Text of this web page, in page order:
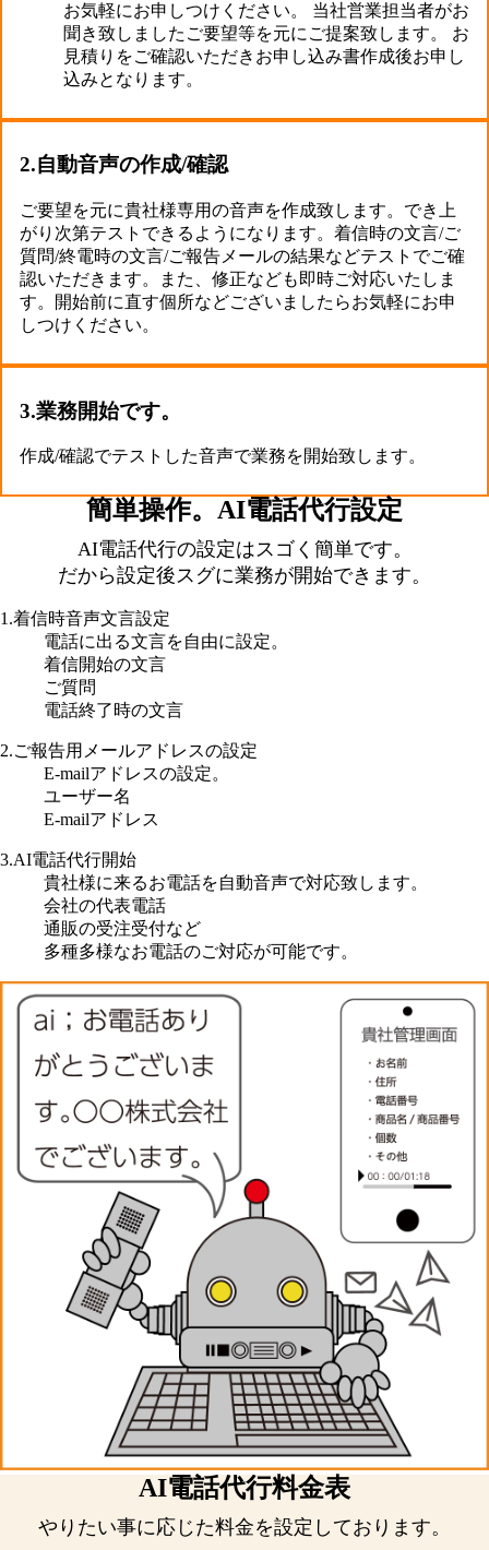
お気軽にお申しつけください。 当社営業担当者がお
聞き致しましたご要望等を元にご提案致します。 お
見積りをご確認いただきお申し込み書作成後お申し
込みとなります。
2.自動音声の作成/確認
ご要望を元に貴社様専用の音声を作成致します。でき上
がり次第テストできるようになります。着信時の文言/ご
質問/終電時の文言/ご報告メールの結果などテストでご確
認いただきます。また、修正なども即時ご対応いたしま
す。開始前に直す個所などございましたらお気軽にお申
しつけください。
3.業務開始です。
作成/確認でテストした音声で業務を開始致します。
簡単操作。AI電話代行設定
AI電話代行の設定はスゴく簡単です。
だから設定後スグに業務が開始できます。
1.着信時音声文言設定
電話に出る文言を自由に設定。
着信開始の文言
ご質問
電話終了時の文言
2.ご報告用メールアドレスの設定
E-mailアドレスの設定。
ユーザー名
E-mailアドレス
3.AI電話代行開始
貴社様に来るお電話を自動音声で対応致します。
会社の代表電話
通販の受注受付など
多種多様なお電話のご対応が可能です。
AI電話代行料金表
やりたい事に応じた料金を設定しております。